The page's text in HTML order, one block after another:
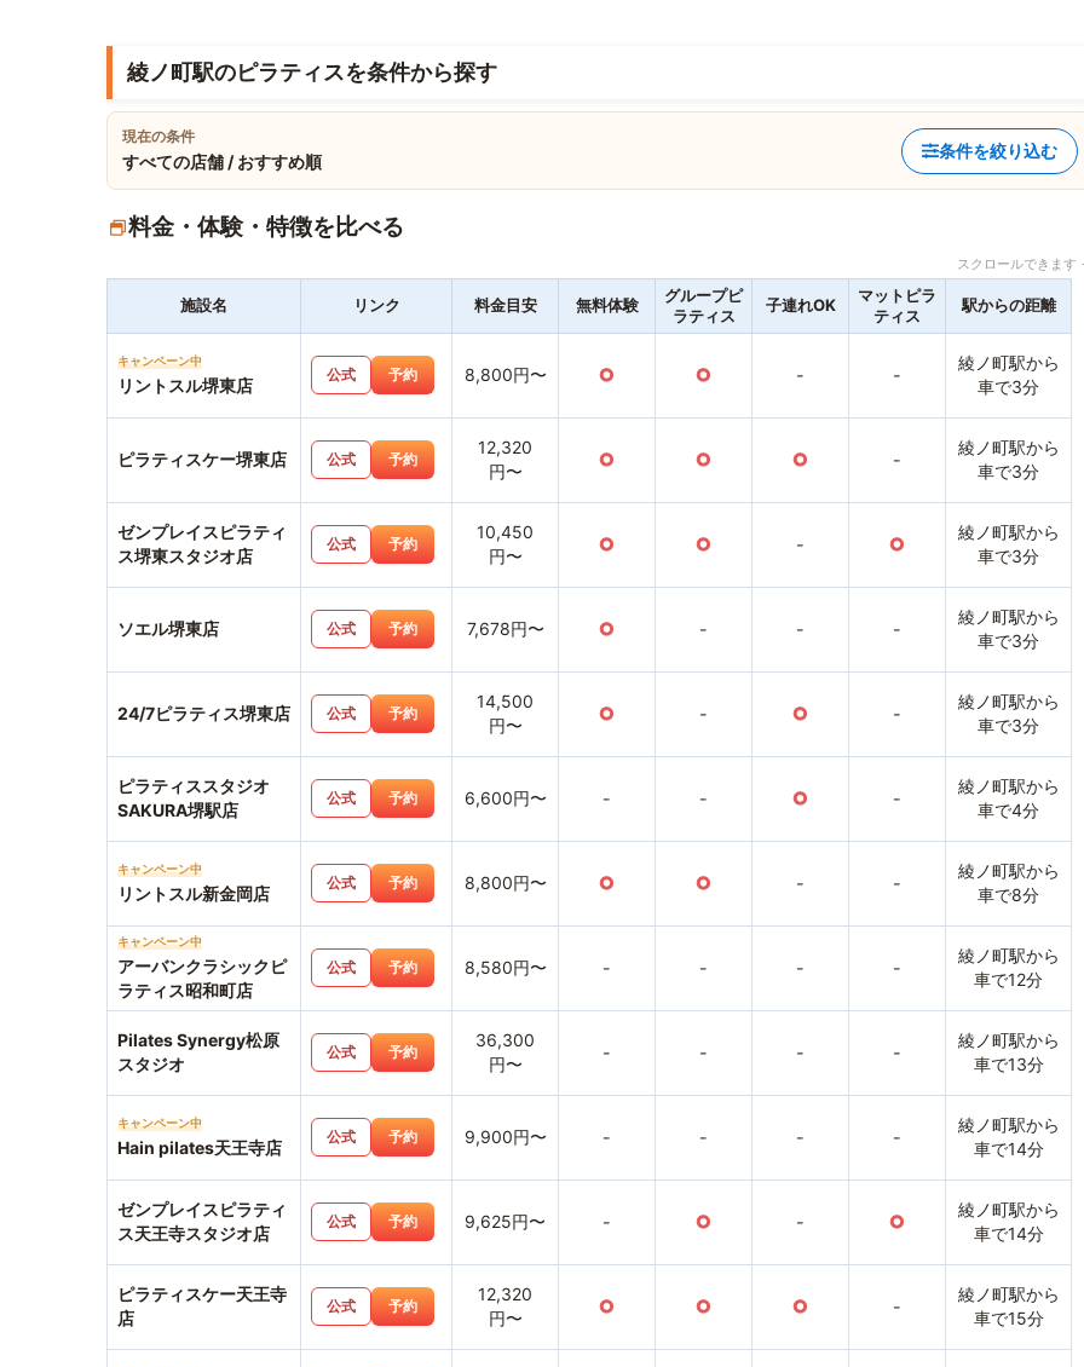
綾ノ町駅のピラティスを条件から探す
現在の条件
すべての店舗 / おすすめ順
条件を絞り込む
料金・体験・特徴を比べる
スクロールできま
施設名 リンク 料金目安 無料体験
グループピ
ラティス
子連れOK
マットピラ
ティス
駅からの距離
キャンペーン中
リントスル堺東店
公式 予約 8,800円〜 ○ ○ - -
綾ノ町駅から
車で3分
ピラティスケー堺東店 公式 予約
12,320
円〜
○ ○ ○ -
綾ノ町駅から
車で3分
ゼンプレイスピラティ
ス堺東スタジオ店
公式 予約
10,450
円〜
○ ○ - ○
綾ノ町駅から
車で3分
ソエル堺東店 公式 予約 7,678円〜 ○ - - -
綾ノ町駅から
車で3分
24/7ピラティス堺東店 公式 予約
14,500
円〜
○ - ○ -
綾ノ町駅から
車で3分
ピラティススタジオ
SAKURA堺駅店
公式 予約 6,600円〜 - - ○ -
綾ノ町駅から
車で4分
キャンペーン中
リントスル新金岡店
公式 予約 8,800円〜 ○ ○ - -
綾ノ町駅から
車で8分
キャンペーン中
アーバンクラシックピ
ラティス昭和町店
公式 予約 8,580円〜 - - - -
綾ノ町駅から
車で12分
Pilates Synergy松原
スタジオ
公式 予約
36,300
円〜
- - - -
綾ノ町駅から
車で13分
キャンペーン中
Hain pilates天王寺店
公式 予約 9,900円〜 - - - -
綾ノ町駅から
車で14分
ゼンプレイスピラティ
ス天王寺スタジオ店
公式 予約 9,625円〜 - ○ - ○
綾ノ町駅から
車で14分
ピラティスケー天王寺
店
公式 予約
12,320
円〜
○ ○ ○ -
綾ノ町駅から
車で15分